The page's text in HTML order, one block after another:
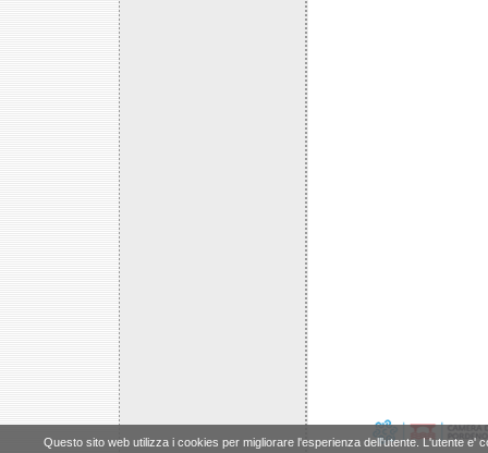
Questo sito web utilizza i cookies per migliorare l'esperienza dell'utente. L'utente